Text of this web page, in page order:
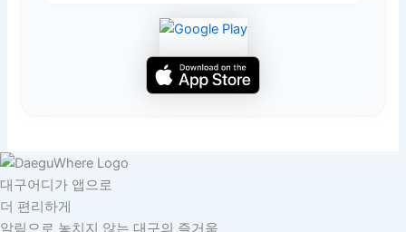
대구어디가 앱으로
더 편리하게
알림으로 놓치지 않는 대구의 즐거움